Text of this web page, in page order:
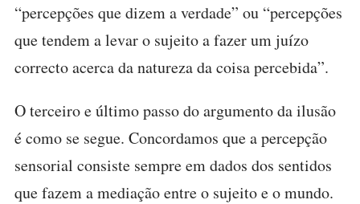
“percepções que dizem a verdade” ou “percepções
que tendem a levar o sujeito a fazer um juízo
correcto acerca da natureza da coisa percebida”.
O terceiro e último passo do argumento da ilusão
é como se segue. Concordamos que a percepção
sensorial consiste sempre em dados dos sentidos
que fazem a mediação entre o sujeito e o mundo.